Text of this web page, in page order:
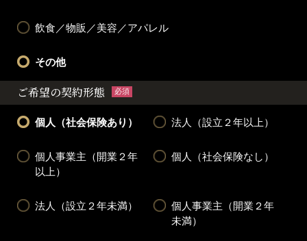
飲食／物販／美容／アパレル
その他
ご希望の契約形態 必須
個人（社会保険あり） 法人（設立２年以上）
個人事業主（開業２年
以上）
個人（社会保険なし）
法人（設立２年未満）
個人事業主（開業２年
未満）